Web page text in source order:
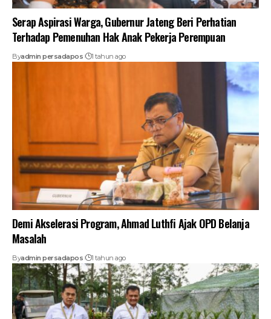
Serap Aspirasi Warga, Gubernur Jateng Beri Perhatian
Terhadap Pemenuhan Hak Anak Pekerja Perempuan
Byadmin persadapos 1 tahun ago
Demi Akselerasi Program, Ahmad Luthfi Ajak OPD Belanja
Masalah
Byadmin persadapos 1 tahun ago